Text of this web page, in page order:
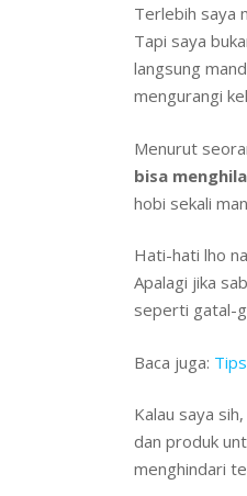
Terlebih saya
Tapi saya
langsung
mengurangi
Menurut
bisa
hobi sekali
Hati-hati lho
Apalagi jika
seperti gatal-
Baca juga:
Kalau saya
dan produk
menghindari